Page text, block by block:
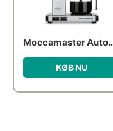
Moccamaster
KØB NU